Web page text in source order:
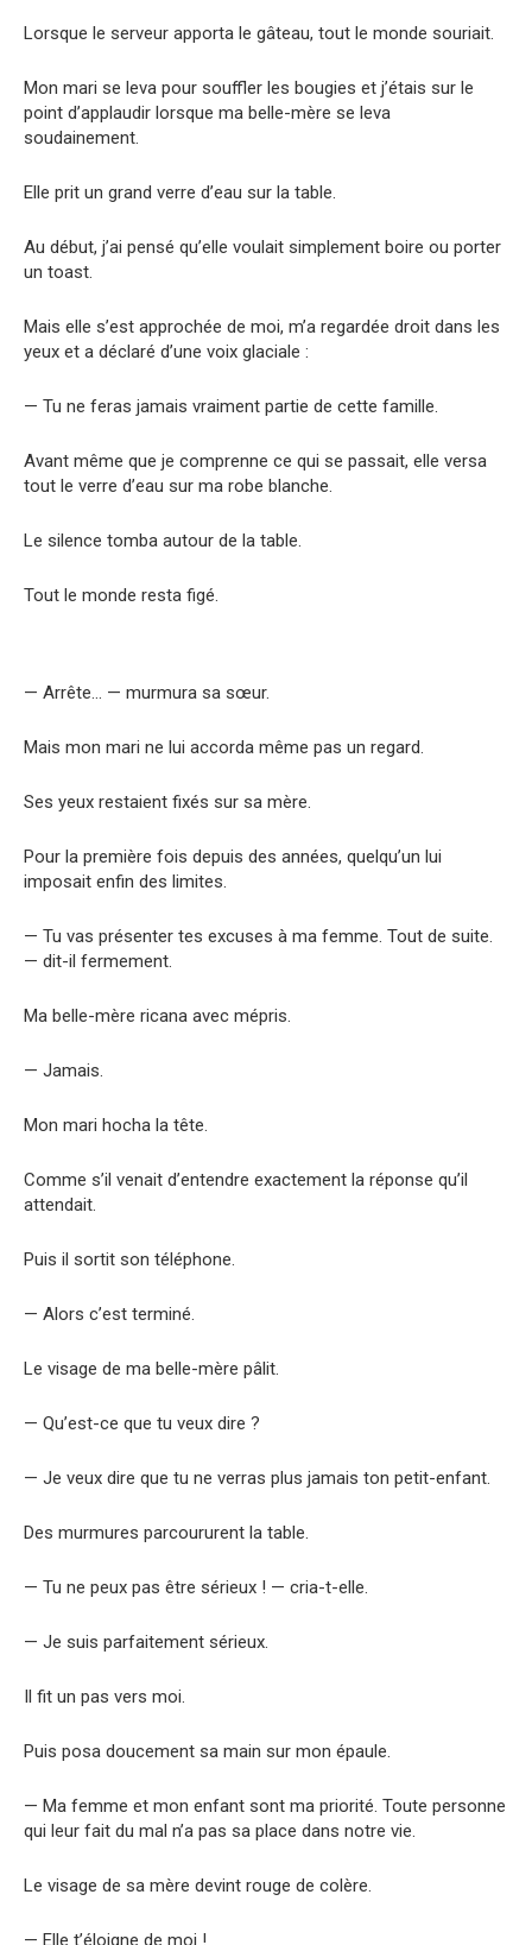
Lorsque le serveur apporta le gâteau, tout le monde souriait.
Mon mari se leva pour souffler les bougies et j’étais sur le
point d’applaudir lorsque ma belle-mère se leva
soudainement.
Elle prit un grand verre d’eau sur la table.
Au début, j’ai pensé qu’elle voulait simplement boire ou porter
un toast.
Mais elle s’est approchée de moi, m’a regardée droit dans les
yeux et a déclaré d’une voix glaciale :
— Tu ne feras jamais vraiment partie de cette famille.
Avant même que je comprenne ce qui se passait, elle versa
tout le verre d’eau sur ma robe blanche.
Le silence tomba autour de la table.
Tout le monde resta figé.
— Arrête… — murmura sa sœur.
Mais mon mari ne lui accorda même pas un regard.
Ses yeux restaient fixés sur sa mère.
Pour la première fois depuis des années, quelqu’un lui
imposait enfin des limites.
— Tu vas présenter tes excuses à ma femme. Tout de suite.
— dit-il fermement.
Ma belle-mère ricana avec mépris.
— Jamais.
Mon mari hocha la tête.
Comme s’il venait d’entendre exactement la réponse qu’il
attendait.
Puis il sortit son téléphone.
— Alors c’est terminé.
Le visage de ma belle-mère pâlit.
— Qu’est-ce que tu veux dire ?
— Je veux dire que tu ne verras plus jamais ton petit-enfant.
Des murmures parcoururent la table.
— Tu ne peux pas être sérieux ! — cria-t-elle.
— Je suis parfaitement sérieux.
Il fit un pas vers moi.
Puis posa doucement sa main sur mon épaule.
— Ma femme et mon enfant sont ma priorité. Toute personne
qui leur fait du mal n’a pas sa place dans notre vie.
Le visage de sa mère devint rouge de colère.
— Elle t’éloigne de moi !